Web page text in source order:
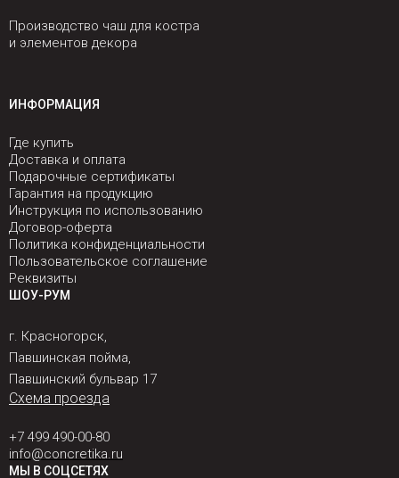
Производство чаш для костра
и элементов декора
ИНФОРМАЦИЯ
Где купить
Доставка и оплата
Подарочные сертификаты
Гарантия на продукцию
Инструкция по использованию
Договор-оферта
Политика конфиденциальности
Пользовательское соглашение
Реквизиты
ШОУ-РУМ
г. Красногорск,
Павшинская пойма,
Павшинский бульвар 17
Схема проезда
+7 499 490-00-80
info@concretika.ru
МЫ В СОЦСЕТЯХ